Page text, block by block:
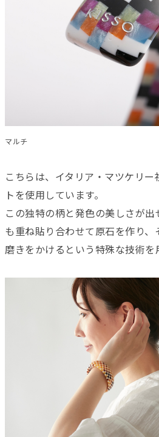
マルチ
こちらは、イタリア・マツケリー
トを使用しています。
この独特の柄と発色の美しさが
も重ね貼り合わせて原石を作り、
磨きをかけるという特殊な技術を